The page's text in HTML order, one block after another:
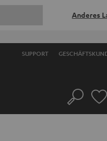
Anderes
SUPPORT
Suche